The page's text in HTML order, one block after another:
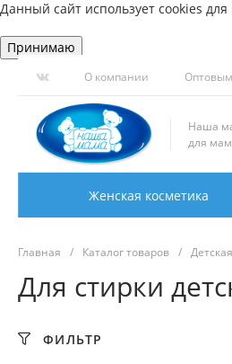
Данный сайт использует cookies
Принимаю
О компании
Наша
для
Женская косметика
Главная / Каталог товаров /
Для стирки
ФИЛЬТР